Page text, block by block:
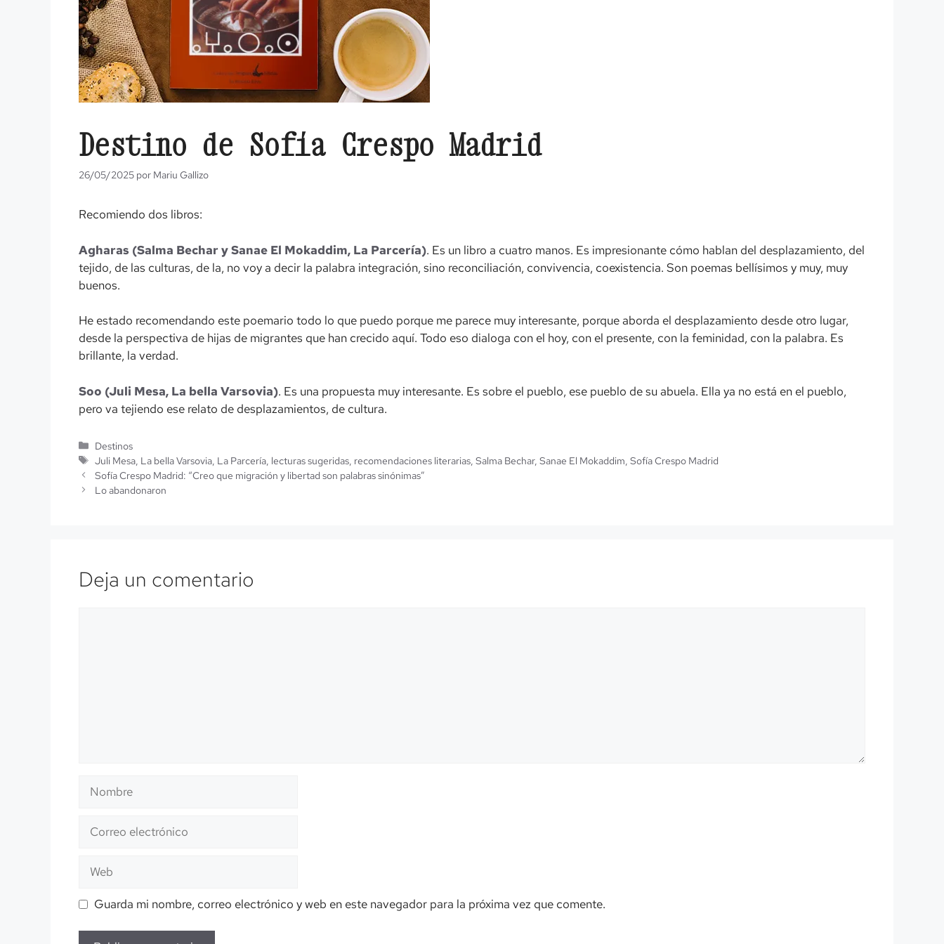
Destino de Sofía Crespo Madrid
26/05/2025 por Mariu Gallizo
Recomiendo dos libros:
Agharas (Salma Bechar y Sanae El Mokaddim, La Parcería). Es un libro a cuatro manos. Es impresionante cómo hablan del desplazamiento, del
tejido, de las culturas, de la, no voy a decir la palabra integración, sino reconciliación, convivencia, coexistencia. Son poemas bellísimos y muy, muy
buenos.
He estado recomendando este poemario todo lo que puedo porque me parece muy interesante, porque aborda el desplazamiento desde otro lugar,
desde la perspectiva de hijas de migrantes que han crecido aquí. Todo eso dialoga con el hoy, con el presente, con la feminidad, con la palabra. Es
brillante, la verdad.
Soo (Juli Mesa, La bella Varsovia). Es una propuesta muy interesante. Es sobre el pueblo, ese pueblo de su abuela. Ella ya no está en el pueblo,
pero va tejiendo ese relato de desplazamientos, de cultura.
Categorías
Destinos
Etiquetas
Juli Mesa La bella Varsovia La Parcería lecturas sugeridas recomendaciones literarias ,Salma Bechar,Sanae El Mokaddim ,Sofía Crespo Madrid
Sofía Crespo Madrid: “Creo que migración y libertad son palabras sinónimas”
Lo abandonaron
Deja un comentario
Nombre
electrónico
Guarda mi nombre, correo electrónico y web en este navegador para la próxima vez que comente.